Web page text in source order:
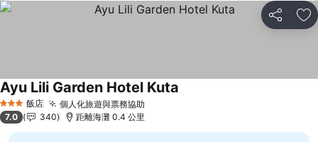
分享 加
3 星級 飯店 個人化旅遊與票務協助
Ayu Lili Garden Hotel Kuta
7.0 340 距離海灘 0.4 公里